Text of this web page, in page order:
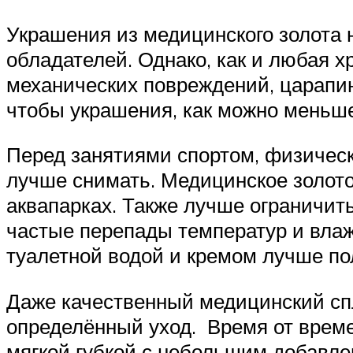
Украшения из медицинского
обладателей. Однако, как и любая
механических повреждений,
чтобы украшения, как можно
Перед занятиями спортом,
лучше снимать. Медицинское
аквапарках. Также лучше
частые перепады температур и
туалетной водой и кремом лучше
Даже качественный медицинский
определённый уход. Время от